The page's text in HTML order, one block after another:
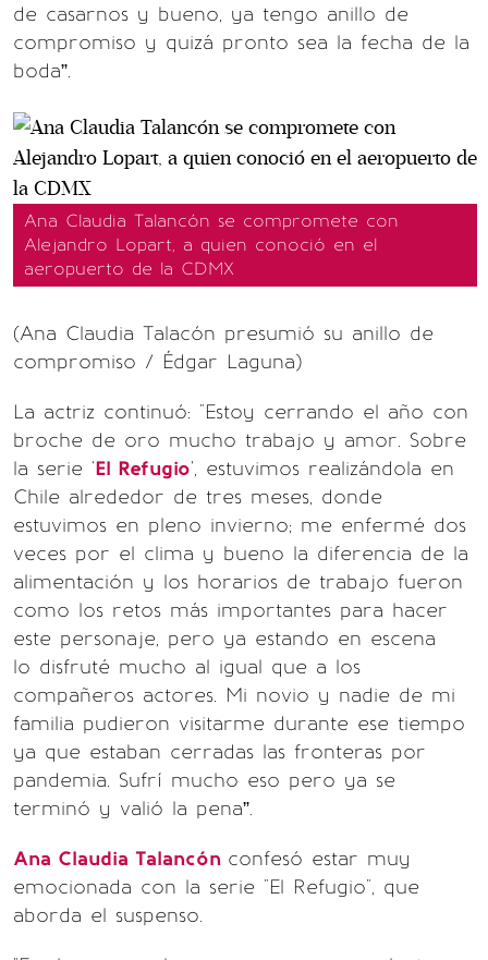
de casarnos y bueno, ya tengo anillo de
compromiso y quizá pronto sea la fecha de la
boda”.
Ana Claudia Talancón se compromete con
Alejandro Lopart, a quien conoció en el
aeropuerto de la CDMX
(Ana Claudia Talacón presumió su anillo de
compromiso / Édgar Laguna)
La actriz continuó: "Estoy cerrando el año con
broche de oro mucho trabajo y amor. Sobre
la serie 'El Refugio', estuvimos realizándola en
Chile alrededor de tres meses, donde
estuvimos en pleno invierno; me enfermé dos
veces por el clima y bueno la diferencia de la
alimentación y los horarios de trabajo fueron
como los retos más importantes para hacer
este personaje, pero ya estando en escena
lo disfruté mucho al igual que a los
compañeros actores. Mi novio y nadie de mi
familia pudieron visitarme durante ese tiempo
ya que estaban cerradas las fronteras por
pandemia. Sufrí mucho eso pero ya se
terminó y valió la pena”.
Ana Claudia Talancón confesó estar muy
emocionada con la serie "El Refugio", que
aborda el suspenso.